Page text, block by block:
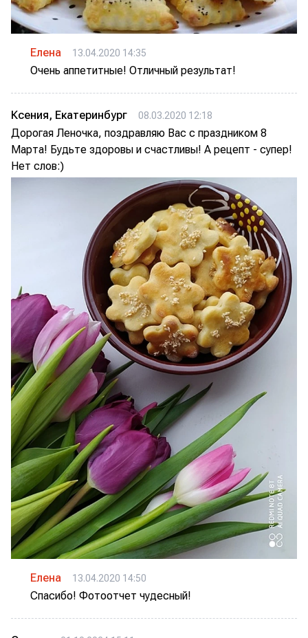
Елена 13.04.2020 14:35
Очень аппетитные! Отличный результат!
Ксения, Екатеринбург 08.03.2020 12:18
Дорогая Леночка, поздравляю Вас с праздником 8
Марта! Будьте здоровы и счастливы! А рецепт - супер!
Нет слов:)
Елена 13.04.2020 14:50
Спасибо! Фотоотчет чудесный!